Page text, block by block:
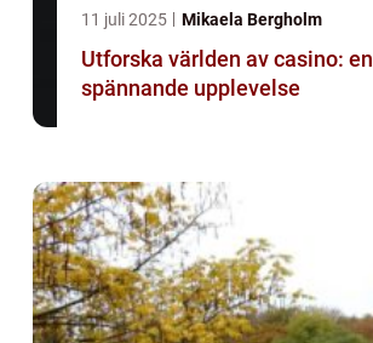
11 juli 2025 Mikaela Bergholm
Utforska världen av casino: en
spännande upplevelse